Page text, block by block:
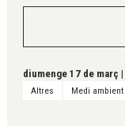
diumenge 17 de març |
Altres Medi ambient